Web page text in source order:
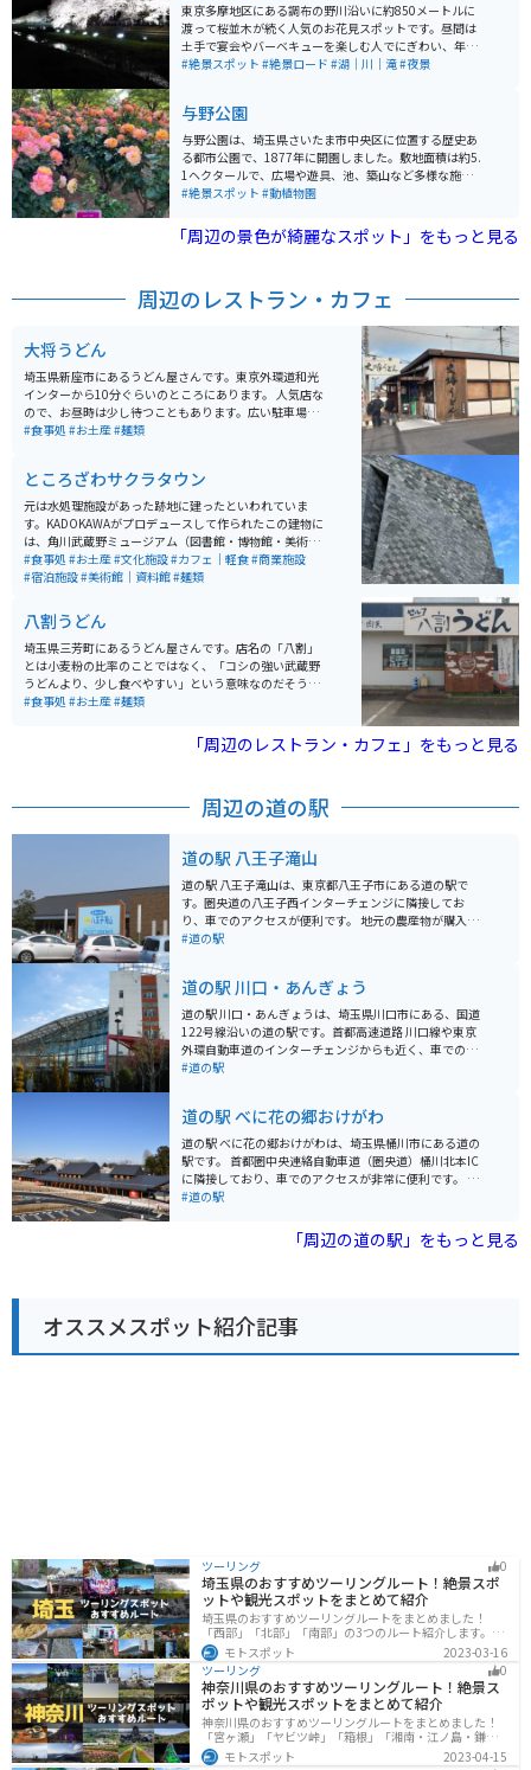
東京多摩地区にある調布の野川沿いに約850メートルに
渡って桜並木が続く人気のお花見スポットです。昼間は
土手で宴会やバーベキューを楽しむ人でにぎわい、年に
1度行われるライトアップイベントも大人気です。ライト
す。
#絶景スポット #絶景ロード #湖｜川｜滝#夜景
与野公園
与野公園は、埼玉県さいたま市中央区に位置する歴史あ
る都市公園で、1877年に開園しました。敷地面積は約5.
1ヘクタールで、広場や遊具、池、築山など多様な施設
が整備されています。特に有名なのは約200種類、約3,0
「ばらまつり」が開催され、多くの観光客で賑わいま
す。 また、園内にはソメイヨシノや八重桜など約60本の
公園には歴史的な趣も感じられる要素が備わっていま
ていても一見の価値はあります。様々なバラが咲き乱れ
いい香りも漂っています。住宅地の中に本当にバラ園が
あるのかと感じてしまいますが、大変素敵な場所です。
#絶景スポット #動植物園
「周辺の景色が綺麗なスポット」をもっと見る
周辺のレストラン・カフェ
大将うどん
埼玉県新座市にあるうどん屋さんです。東京外環道和光
インターから10分ぐらいのところにあります。 人気店な
ので、お昼時は少し待つこともあります。広い駐車場が
あるので、駐輪場所に困ることはないでしょう。 こちら
#食事処 #お土産#麺類
ところざわサクラタウン
元は水処理施設があった跡地に建ったといわれていま
す。KADOKAWAがプロデュースして作られたこの建物に
は、角川武蔵野ミュージアム（図書館・博物館・美術
館）があったり、ジャパンパビリオンという多目的ホー
ルがあったり、アニメホテルがあったりといろいろと楽
入れ替わるといったスタイルなので、何度行っても飽き
ないです。
#食事処 #お土産#文化施設#カフェ｜軽食#商業施設
#宿泊施設#美術館｜資料館#麺類
八割うどん
埼玉県三芳町にあるうどん屋さんです。店名の「八割」
とは小麦粉の比率のことではなく、「コシの強い武蔵野
うどんより、少し食べやすい」という意味なのだそうで
す。看板に「セルフ」と書いてあるとおり、食券を買っ
タイルです。オーソドックスなうどん以外に、グリーン
カレーやキーマカレ-、生姜焼きといった変わり種や、出
#食事処 #お土産#麺類
「周辺のレストラン・カフェ」をもっと見る
周辺の道の駅
道の駅 八王子滝山
道の駅 八王子滝山は、東京都八王子市にある道の駅で
す。圏央道の八王子西インターチェンジに隣接してお
り、車でのアクセスが便利です。 地元の農産物が購入で
きる「農産物直売所」や、地元食材を使った料理が楽し
野菜は人気が高く、旬の野菜を目当てに訪れる人も多く
います。レストランでは、八王子ラーメンや、地元産の
野菜を使った料理などが人気です。 バイクで訪れる場
合、駐車場も広く停めやすいので安心です。ツーリング
の休憩場所としてもおすすめです。道の駅のすぐ近くに
を訪れた際には、ぜひ地元産の野菜や、特産品のお土産
を購入してみてください。
#道の駅
道の駅 川口・あんぎょう
道の駅 川口・あんぎょうは、埼玉県川口市にある、国道
122号線沿いの道の駅です。首都高速道路 川口線や東京
外環自動車道のインターチェンジからも近く、車でのア
クセスが良好です。 地元農産物の直売所では、新鮮な野
の調理器具も販売しており、お土産に最適です。 また、
食事処では、地元産の食材を使用した料理を楽しむこと
ができます。おすすめは、新鮮な野菜をたっぷり使った
「あんぎょううどん」です。 バイクで訪れる場合、道の
駅に隣接する荒川河川敷には、広々とした無料駐車場が
は、荒川の土手沿いを走るサイクリングロードもあり、
#道の駅
道の駅 べに花の郷おけがわ
道の駅 べに花の郷おけがわは、埼玉県桶川市にある道の
駅です。 首都圏中央連絡自動車道（圏央道）桶川北本IC
に隣接しており、車でのアクセスが非常に便利です。 バ
イクで訪れる場合も、駐車場が広いため安心して駐輪で
ン、カフェなどがあり、地元の味覚を楽しむことができ
さい。 また、桶川市は、中山道の宿場町として栄えた歴
史があり、宿場町時代の面影を残す建物や史跡なども点
在しています。 道の駅の周辺にも、歴史を感じられるス
観光情報やイベント情報などを得ることもできます。 ま
た、地元のボランティアガイドによる案内なども行われ
ているので、より深く桶川市について知りたい方は、気
軽に声をかけてみてください。 バイクで訪れる方は、道
の駅の駐車場にバイク専用の駐輪スペースが設けられて
いるので、安心して駐車できます。 また、道の駅周辺に
は、自然豊かな公園や、走りやすい道路もあるので、ツ
ーリングの休憩場所としてだけでなく、目的地としても
おすすめです。
#道の駅
「周辺の道の駅」をもっと見る
オススメスポット紹介記事
ツーリング 0
埼玉県のおすすめツーリングルート！絶景スポ
ットや観光スポットをまとめて紹介
埼玉県のおすすめツーリングルートをまとめました！
「西部」「北部」「南部」の3つのルート紹介します。自
然豊かな西側と街中の東側で違った楽しみ方ができま
す。バイクで埼玉県にツーリングに行く際は参考にして
ください。
モトスポット
2023-03-16
ツーリング
0
神奈川県のおすすめツーリングルート！絶景ス
ポットや観光スポットをまとめて紹介
神奈川県のおすすめツーリングルートをまとめました！
「宮ヶ瀬」「ヤビツ峠」「箱根」「湘南・江ノ島・鎌
倉」「三浦」「みなとみらい」の6つのルート紹介しま
す。自然豊かなスポット、歴史ある観光名所、都市部で
モトスポット
2023-04-15